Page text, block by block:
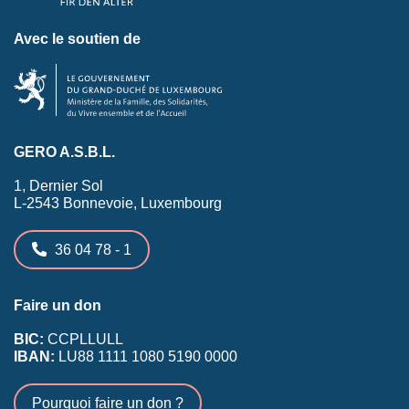
Avec le soutien de
GERO A.S.B.L.
1, Dernier Sol
L-2543 Bonnevoie, Luxembourg
36 04 78 - 1
Faire un don
BIC: CCPLLULL
IBAN: LU88 1111 1080 5190 0000
Pourquoi faire un don ?